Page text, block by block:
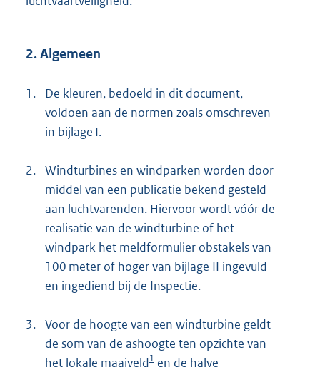
2. Algemeen
1.
De kleuren, bedoeld in dit document,
voldoen aan de normen zoals omschreven
in bijlage I.
2. Windturbines en windparken worden door
middel van een publicatie bekend gesteld
aan luchtvarenden. Hiervoor wordt vóór de
realisatie van de windturbine of het
windpark het meldformulier obstakels van
100 meter of hoger van bijlage II ingevuld
en ingediend bij de Inspectie.
3. Voor de hoogte van een windturbine geldt
de som van de ashoogte ten opzichte van
het lokale maaiveld1 en de halve